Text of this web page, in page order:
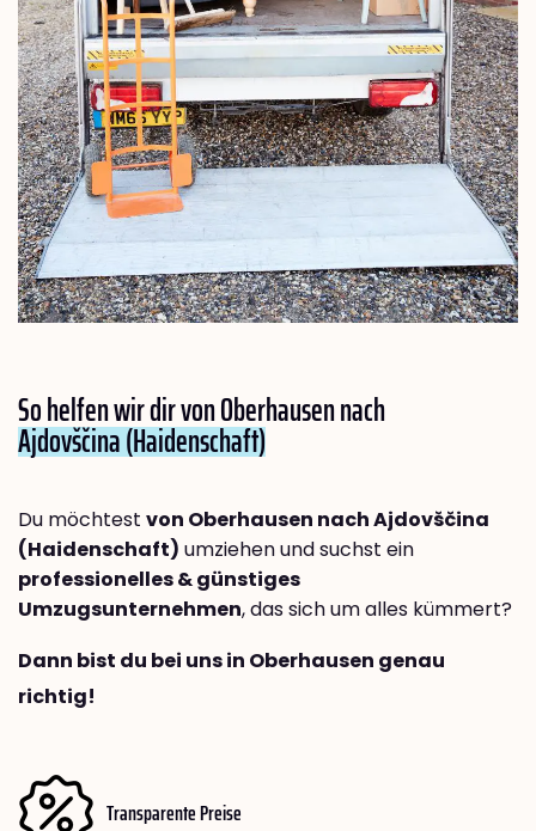
So helfen wir dir von Oberhausen nach
Ajdovščina (Haidenschaft)
Du möchtest von Oberhausen nach Ajdovščina
(Haidenschaft) umziehen und suchst ein
professionelles & günstiges
Umzugsunternehmen, das sich um alles kümmert?
Dann bist du bei uns in Oberhausen genau
richtig!
Transparente Preise